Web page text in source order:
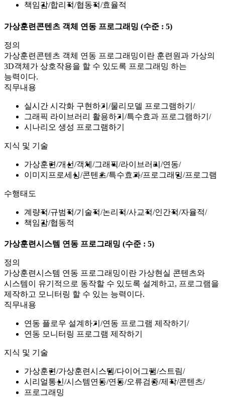
책임감 합리적 협동적 효율적
가상훈련콘텐츠 객체 연동 프로그래밍 (수준 : 5)
정의
가상훈련콘텐츠 객체 연동 프로그래밍이란 훈련원과 가상의
3D객체가 상호작용을 할 수 있도록 프로그래밍 하는
능력이다.
직무내용
실시간 시각화 구현하기
물리모델 프로그램하기
그래픽 라이브러리 활용하기
특수효과 프로그램하기
시나리오 생성 프로그램하기
지식 및 기술
가상훈련 개선 객체 그래픽 라이브러리 연동
이미지프로세싱 콘텐츠 특수효과 프로그래밍 프로그램
수행태도
계량적 규범적 기술적 논리적 사교적 인간적 자율적
책임감 협동적
가상훈련시스템 연동 프로그래밍 (수준 : 5)
정의
가상훈련시스템 연동 프로그래밍이란 가상현실 콘텐츠와
시스템이 유기적으로 동작할 수 있도록 설계하고, 프로그램을
제작하고 모니터링 할 수 있는 능력이다.
직무내용
연동 플로우 설계하기
연동 프로그램 제작하기
연동 모니터링 프로그램 제작하기
지식 및 기술
가상훈련 가상훈련시스템 다이어그램 스트림
시리얼통신 시스템연동 연동 오류검증 제작 콘텐츠
프로그래밍